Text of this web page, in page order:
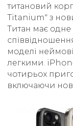
титановий
Titanium" з
Титан має одне
моделі
легкими.
чотирьох
включаючи